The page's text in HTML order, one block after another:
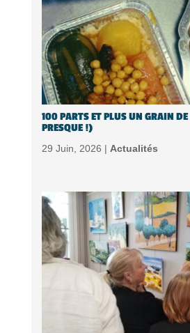
100 PARTS ET PLUS UN GRAIN
PRESQUE !)
29 Juin, 2026 | Actualités